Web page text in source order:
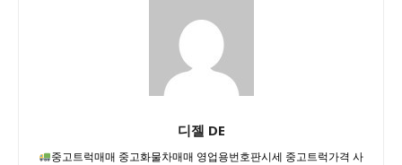
디젤 DE
중고트럭매매 중고화물차매매 영업용번호판시세 중고트럭가격 사